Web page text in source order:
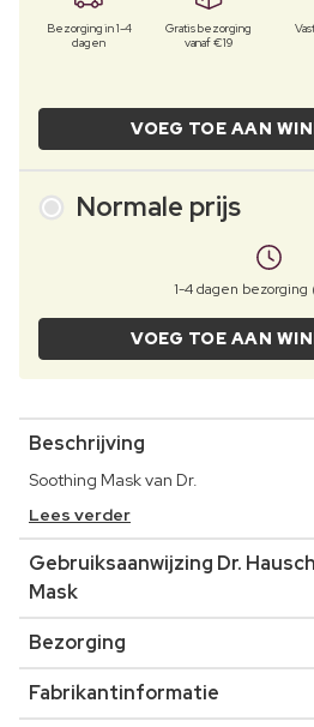
Bezorging in 1-4
dagen
Gratis bezorging
vanaf €19
VOEG TOE AAN
Normale prijs
1-4 dagen
VOEG TOE AAN
Beschrijving
Soothing Mask van Dr.
Lees verder
Gebruiksaanwijzing Dr.
Mask
Bezorging
Fabrikantinformatie